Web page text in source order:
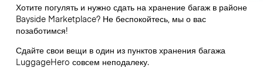
Хотите погулять и нужно сдать на хранение багаж в районе
Bayside Marketplace? Не беспокойтесь, мы о вас
позаботимся!
Сдайте свои вещи в один из пунктов хранения багажа
LuggageHero совсем неподалеку.